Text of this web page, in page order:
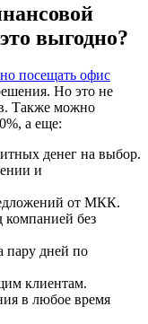
выгодно?
посещать офис
Но это не
Также можно
а еще:
денег на выбор.
и
от МКК.
компанией без
пару дней по
клиентам.
в любое время